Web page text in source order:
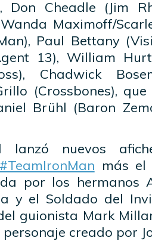
Don Cheadle (Jim
Maximoff/
Paul Bettany
13), William
Chadwick
(Crossbones),
Brühl (Baron
lanzó nuevos
#TeamIronMan más
por los hermanos
y el Soldado del
guionista Mark
creado por